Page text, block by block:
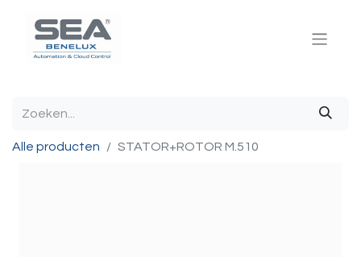
Alle producten STATOR+ROTOR M.510